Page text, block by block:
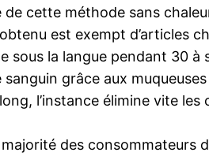
de cette méthode sans
est exempt d’articles
sous la langue pendant 30
sanguin grâce aux
l’instance élimine vite
des consommateurs